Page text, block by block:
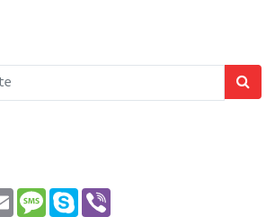
EmailMessage
Skype